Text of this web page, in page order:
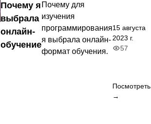
Почему я
выбрала
онлайн-
обучение
Почему для
изучения
программирования
я выбрала онлайн-
формат обучения.
15 августа
2023 г.
57
Посмотреть
→